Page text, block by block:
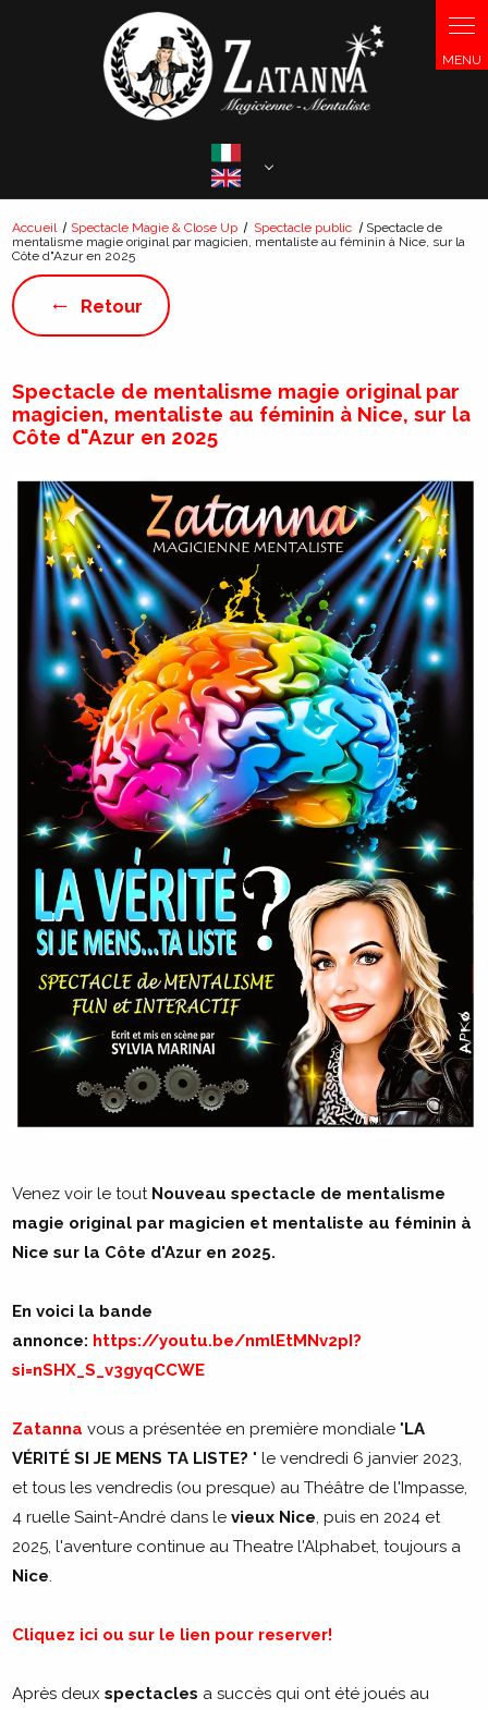
Accueil Spectacle Magie & Close Up Spectacle public
Spectacle de
mentalisme magie original par magicien, mentaliste au féminin à Nice, sur la
Côte d"Azur en 2025
Retour
Spectacle de mentalisme magie original par
magicien, mentaliste au féminin à Nice, sur la
Côte d"Azur en 2025
Venez voir le tout Nouveau spectacle de mentalisme
magie original par magicien et mentaliste au féminin à
Nice sur la Côte d'Azur en 2025.
En voici la bande
annonce: https://youtu.be/nmlEtMNv2pI?
si=nSHX_S_v3gyqCCWE
Zatanna vous a présentée en première mondiale "LA
VÉRITÉ SI JE MENS TA LISTE?" le vendredi 6 janvier 2023,
et tous les vendredis (ou presque) au Théâtre de l'Impasse,
4 ruelle Saint-André dans le vieux Nice, puis en 2024 et
2025, l'aventure continue au Theatre l'Alphabet, toujours a
Nice.
Cliquez ici ou sur le lien pour reserver!
Après deuxspectacles a succès qui ont été joués au
Panneau de gestion des cookies